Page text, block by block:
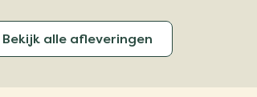
Bekijk alle afleveringen